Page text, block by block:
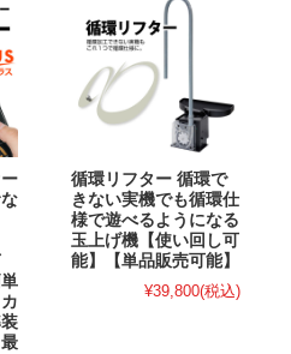
循環リフター 循環で
きない実機でも循環仕
様で遊べるようになる
玉上げ機【使い回し可
能】【単品販売可能】
¥39,800(税込)